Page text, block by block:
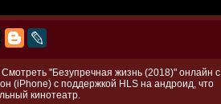
"Безупречная жизнь (2018)" онлайн с
(iPhone) с поддержкой HLS на андроид, что
кинотеатр.